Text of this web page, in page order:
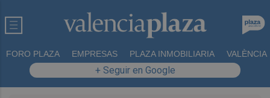
FORO PLAZA EMPRESAS PLAZA INMOBILIARIA VALÈNCIA
+ Seguir en Google